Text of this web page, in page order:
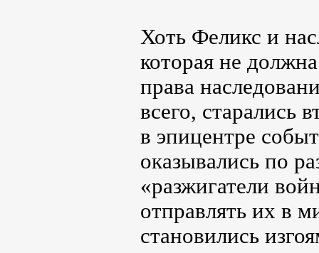
Хоть Феликс и
которая не
права
всего, старались
в эпицентре
оказывались по
«разжигатели
отправлять их в
становились